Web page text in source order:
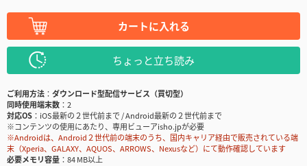
カートに入れる
ちょっと立ち読み
ご利用方法
ダウンロード型配信サービス（買切型）
同時使用端末数
2
対応OS
iOS最新の２世代前まで / Android最新の２世代前まで
※コンテンツの使用にあたり、専用ビューアisho.jpが必要
※Androidは、Android２世代前の端末のうち、国内キャリア経由で販売されている端
末（Xperia、GALAXY、AQUOS、ARROWS、Nexusなど）にて動作確認しています
必要メモリ容量
84 MB以上